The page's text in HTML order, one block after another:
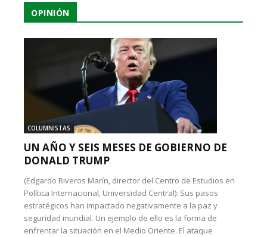
OPINIÓN
COLUMNISTAS
UN AÑO Y SEIS MESES DE GOBIERNO DE
DONALD TRUMP
(Edgardo Riveros Marín, director del Centro de Estudios en
Política Internacional, Universidad Central): Sus pasos
estratégicos han impactado negativamente a la paz y
seguridad mundial. Un ejemplo de ello es la forma de
enfrentar la situación en el Medio Oriente. El ataque